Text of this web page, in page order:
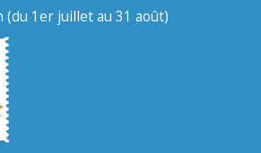
(du 1er juillet au 31 août)